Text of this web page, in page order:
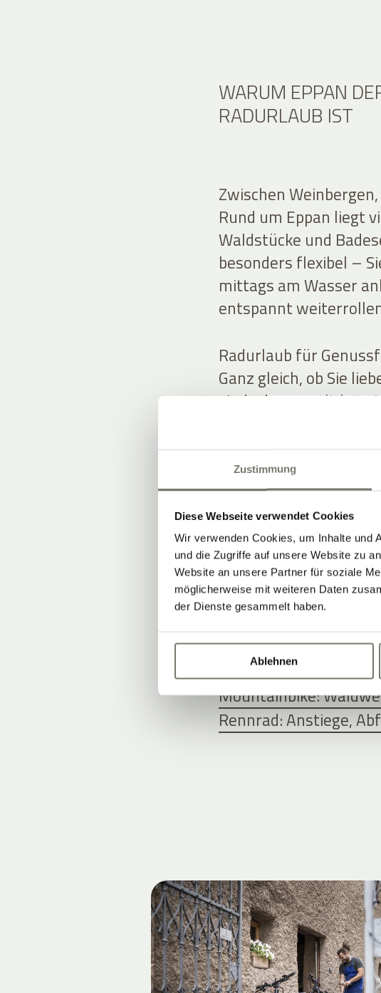
Zustimmung
Diese Webseite verwendet Cookies
Wir verwenden Cookies, um Inhalte und
und die Zugriffe auf unsere Website zu
Website an unsere Partner für soziale
möglicherweise mit weiteren Daten
der Dienste gesammelt haben.
Ablehnen
WARUM EPPAN
RADURLAUB IST
Zwischen
Rund um Eppan liegt
Waldstücke und
besonders flexibel –
mittags am Wasser
entspannt
Radurlaub für
Ganz gleich, ob Sie
sind oder sportlich
Mountainbike, Rennrad
STROBLHOF UND
ENTDECKEN.
TOURENARTEN:
E-Bike-
Mountainbike:
Rennrad: Anstiege,